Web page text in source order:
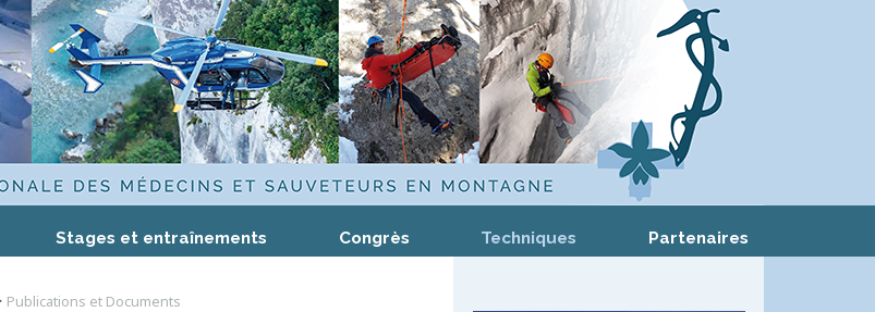
Stages et entraînements Congrès Techniques Partenaires
Publications et Documents